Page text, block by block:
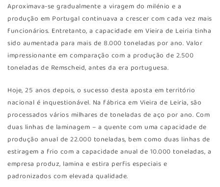
Aproximava-se gradualmente a viragem do milénio e a
produção em Portugal continuava a crescer com cada vez mais
funcionários. Entretanto, a capacidade em Vieira de Leiria tinha
sido aumentada para mais de 8.000 toneladas por ano. Valor
impressionante em comparação com a produção de 2.500
toneladas de Remscheid, antes da era portuguesa.
Hoje, 25 anos depois, o sucesso desta aposta em território
nacional é inquestionável. Na fábrica em Vieira de Leiria, são
processados vários milhares de toneladas de aço por ano. Com
duas linhas de laminagem – a quente com uma capacidade de
produção anual de 22.000 toneladas, bem como duas linhas de
estiragem a frio com a capacidade anual de 10.000 toneladas, a
empresa produz, lamina e estira perfis especiais e
padronizados com elevada qualidade.